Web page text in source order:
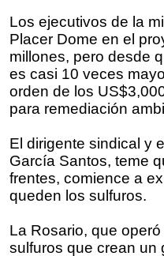
Los ejecutivos de la
Placer Dome en el
millones, pero desde
es casi 10 veces
orden de los
para remediación
El dirigente sindical y
García Santos, teme
frentes, comience a
queden los sulfuros.
La Rosario, que
sulfuros que crean un